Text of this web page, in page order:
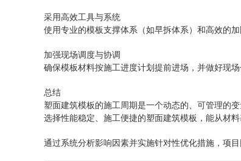
采用高效工具与系统
使用专业的模板支撑体系（如早拆体系）和高效的
加强现场调度与协调
确保模板材料按施工进度计划提前进场，并做好现
总结
塑面建筑模板的施工周期是一个动态的、可管理的
选择性能稳定、施工便捷的塑面建筑模板，能从材
通过系统分析影响因素并实施针对性优化措施，项